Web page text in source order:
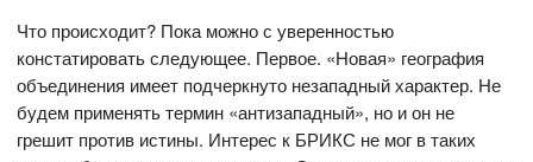
Что происходит? Пока можно с уверенностью
констатировать следующее. Первое. «Новая» география
объединения имеет подчеркнуто незападный характер. Не
будем применять термин «антизападный», но и он не
грешит против истины. Интерес к БРИКС не мог в таких